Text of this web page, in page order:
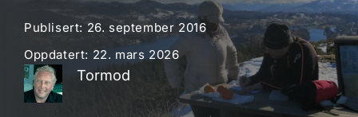
Publisert: 26. september 2016
Oppdatert: 22. mars 2026
Tormod